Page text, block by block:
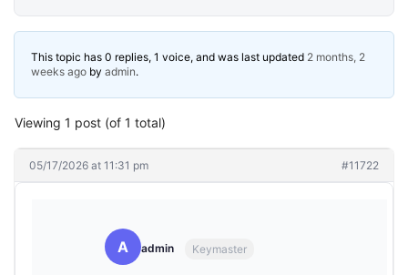
This topic has 0 replies, 1 voice, and was last updated 2 months, 2
weeks ago by admin.
Viewing 1 post (of 1 total)
05/17/2026 at 11:31 pm #11722
A admin Keymaster